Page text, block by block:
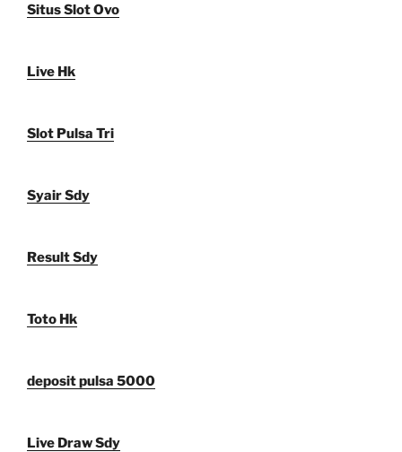
Situs Slot Ovo
Live Hk
Slot Pulsa Tri
Syair Sdy
Result Sdy
Toto Hk
deposit pulsa 5000
Live Draw Sdy